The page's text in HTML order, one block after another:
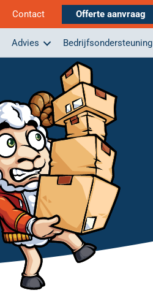
Contact Offerte aanvraag
Advies Bedrijfsondersteuning